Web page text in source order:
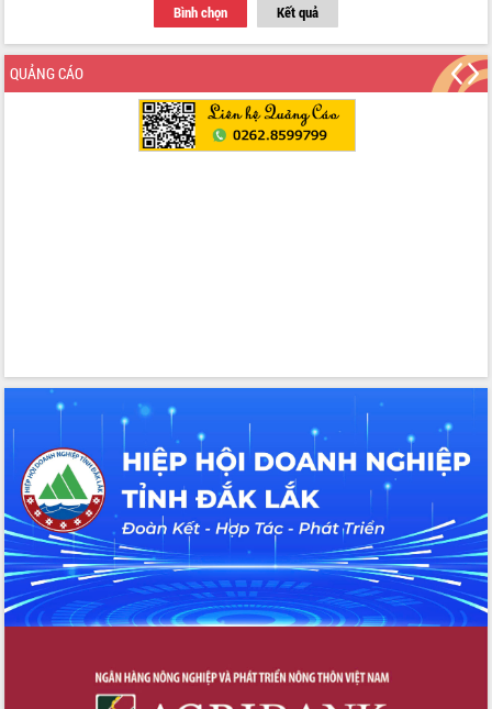
Bình chọn Kết quả
QUẢNG CÁO